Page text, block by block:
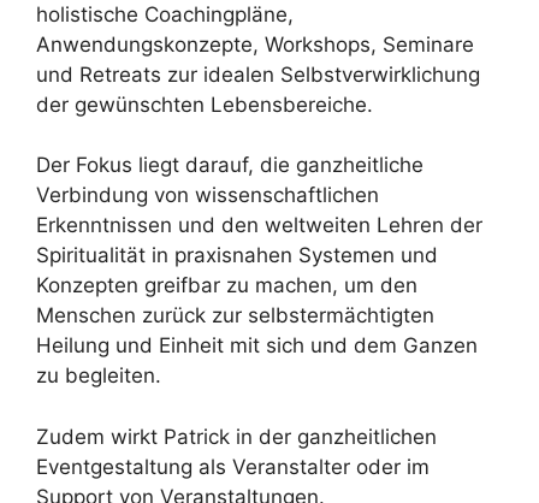
holistische Coachingpläne,
Anwendungskonzepte, Workshops, Seminare
und Retreats zur idealen Selbstverwirklichung
der gewünschten Lebensbereiche.
Der Fokus liegt darauf, die ganzheitliche
Verbindung von wissenschaftlichen
Erkenntnissen und den weltweiten Lehren der
Spiritualität in praxisnahen Systemen und
Konzepten greifbar zu machen, um den
Menschen zurück zur selbstermächtigten
Heilung und Einheit mit sich und dem Ganzen
zu begleiten.
Zudem wirkt Patrick in der ganzheitlichen
Eventgestaltung als Veranstalter oder im
Support von Veranstaltungen.